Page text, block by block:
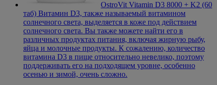
OstroVit Vitamin D3 8000 + K2 (60
таб) Витамин D3, также называемый витамином
солнечного света, выделяется в коже под действием
солнечного света. Вы также можете найти его в
различных продуктах питания, включая жирную рыбу,
яйца и молочные продукты. К сожалению, количество
витамина D3 в пище относительно невелико, поэтому
поддерживать его на подходящем уровне, особенно
осенью и зимой, очень сложно.